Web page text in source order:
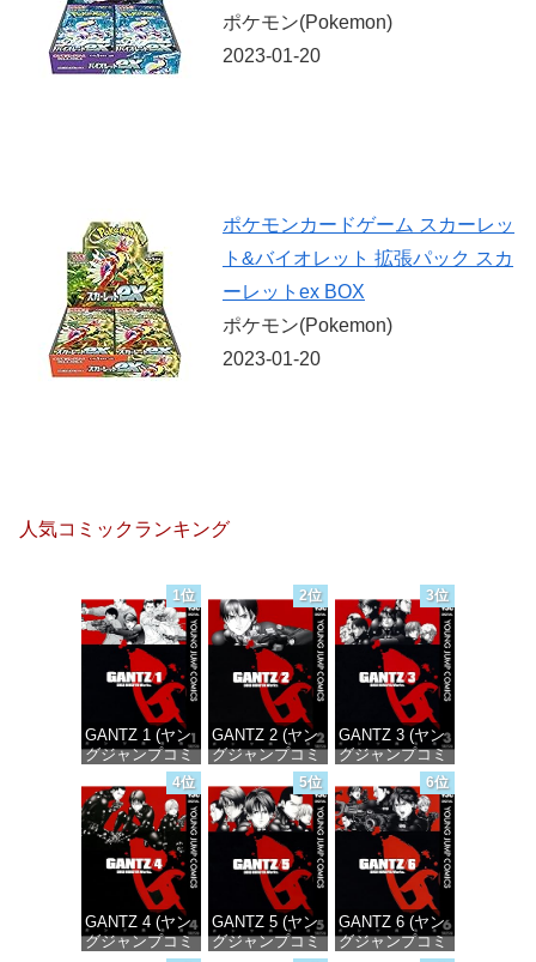
ポケモン(Pokemon)
2023-01-20
ポケモンカードゲーム スカーレッ
ト&バイオレット 拡張パック スカ
ーレットex BOX
ポケモン(Pokemon)
2023-01-20
人気コミックランキング
1位
GANTZ 1 (ヤン
グジャンプコミ
ックスDIGITAL)
価格：¥100
2位
GANTZ 2 (ヤン
グジャンプコミ
ックスDIGITAL)
価格：¥100
3位
GANTZ 3 (ヤン
グジャンプコミ
ックスDIGITAL)
価格：¥100
4位
GANTZ 4 (ヤン
グジャンプコミ
5位
GANTZ 5 (ヤン
グジャンプコミ
6位
GANTZ 6 (ヤン
グジャンプコミ